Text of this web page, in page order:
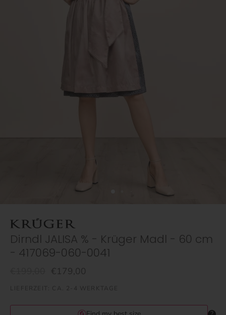
Dirndl JALISA % - Krüger Madl - 60 cm
- 417069-060-0041
€179,00
LIEFERZEIT: CA. 2-4 WERKTAGE